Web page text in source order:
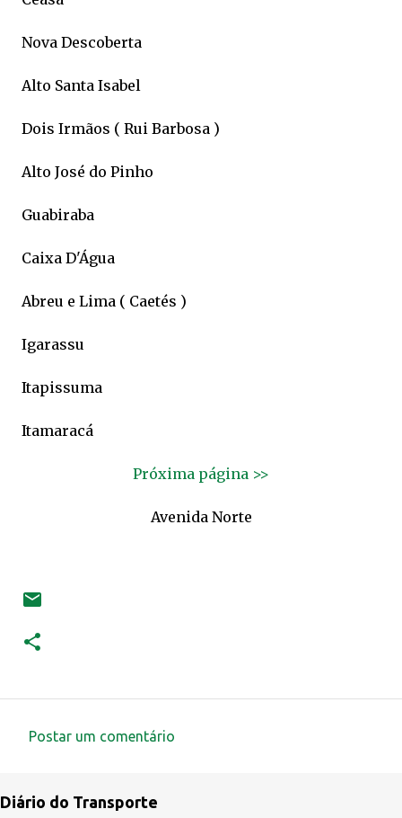
Nova Descoberta
Alto Santa Isabel
Dois Irmãos ( Rui Barbosa )
Alto José do Pinho
Guabiraba
Caixa D'Água
Abreu e Lima ( Caetés )
Igarassu
Itapissuma
Itamaracá
Próxima página >>
Avenida Norte
m
Postar um comentário
Diário do Transporte